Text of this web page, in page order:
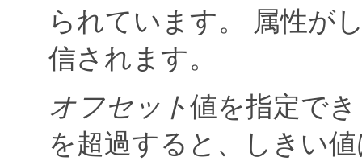
られています。
属性が
信されます。
オフセット値を指定で
を超過すると、しきい